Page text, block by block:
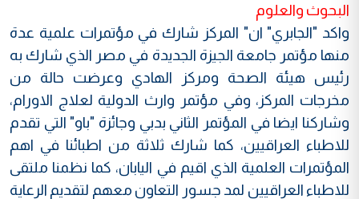
البحوث والعلوم
واكد "الجابري" ان" المركز شارك في مؤتمرات علمية عدة
منها مؤتمر جامعة الجيزة الجديدة في مصر الذي شارك به
رئيس هيئة الصحة ومركز الهادي وعرضت حالة من
مخرجات المركز، وفي مؤتمر وارث الدولية لعلاج الاورام،
وشاركنا ايضا في المؤتمر الثاني بدبي وجائزة "باو" التي تقدم
للاطباء العراقيين، كما شارك ثلاثة من اطبائنا في اهم
المؤتمرات العلمية الذي اقيم في اليابان، كما نظمنا ملتقى
للاطباء العراقيين لمد جسور التعاون معهم لتقديم الرعاية